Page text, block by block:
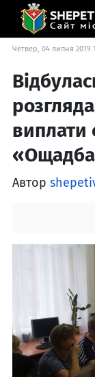
Четвер, 04 липня 2019
виплати
Автор